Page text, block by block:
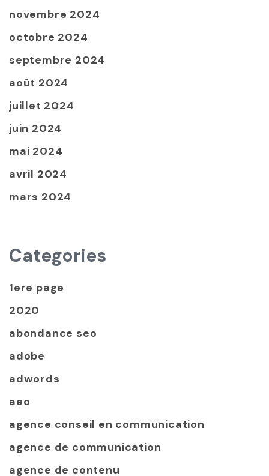
novembre 2024
octobre 2024
septembre 2024
août 2024
juillet 2024
juin 2024
mai 2024
avril 2024
mars 2024
Categories
1ere page
2020
abondance seo
adobe
adwords
aeo
agence conseil en communication
agence de communication
agence de contenu